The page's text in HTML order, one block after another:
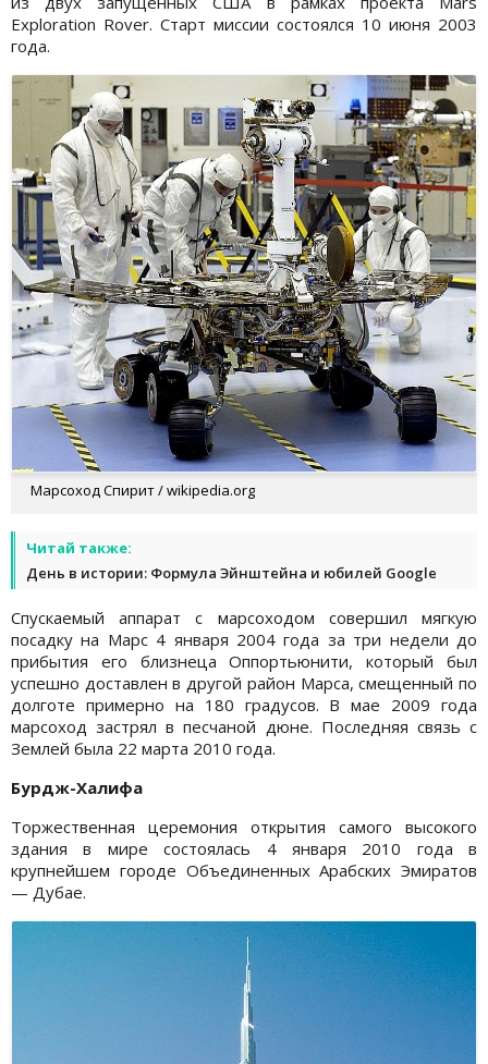
Exploration Rover. Старт миссии состоялся 10 июня 2003
года.
Марсоход Спирит / wikipedia.org
Читай также:
День в истории: Формула Эйнштейна и юбилей Google
Спускаемый аппарат с марсоходом совершил мягкую
посадку на Марс 4 января 2004 года за три недели до
прибытия его близнеца Оппортьюнити, который был
успешно доставлен в другой район Марса, смещенный по
долготе примерно на 180 градусов. В мае 2009 года
марсоход застрял в песчаной дюне. Последняя связь с
Землей была 22 марта 2010 года.
Бурдж-Халифа
Торжественная церемония открытия самого высокого
здания в мире состоялась 4 января 2010 года в
крупнейшем городе Объединенных Арабских Эмиратов
— Дубае.